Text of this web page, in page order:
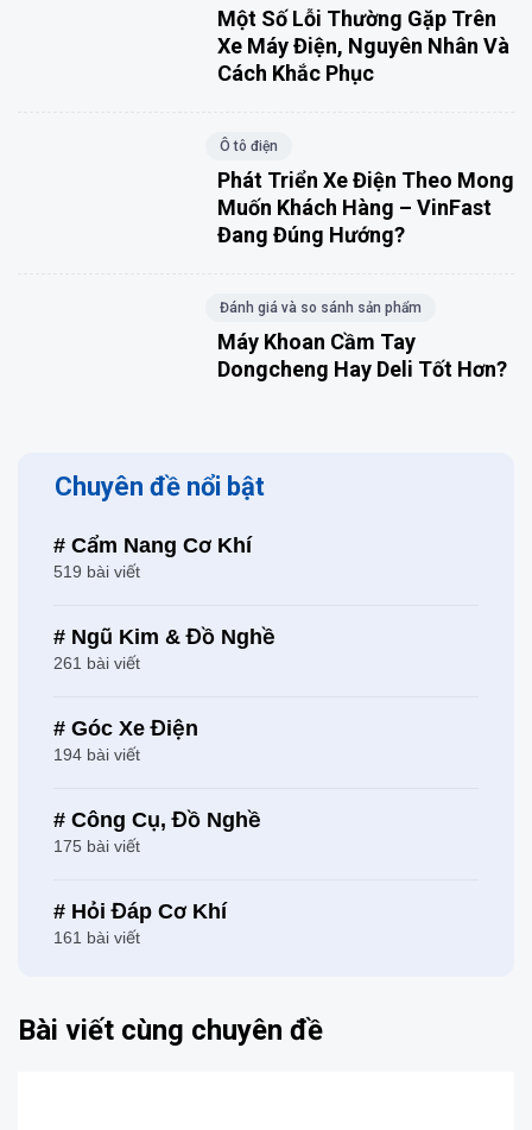
Một Số Lỗi Thường Gặp Trên
Xe Máy Điện, Nguyên Nhân Và
Cách Khắc Phục
Ô tô điện
Phát Triển Xe Điện Theo Mong
Muốn Khách Hàng – VinFast
Đang Đúng Hướng?
Đánh giá và so sánh sản phẩm
Máy Khoan Cầm Tay
Dongcheng Hay Deli Tốt Hơn?
Chuyên đề nổi bật
# Cẩm Nang Cơ Khí
519 bài viết
# Ngũ Kim & Đồ Nghề
261 bài viết
# Góc Xe Điện
194 bài viết
# Công Cụ, Đồ Nghề
175 bài viết
# Hỏi Đáp Cơ Khí
161 bài viết
Bài viết cùng chuyên đề